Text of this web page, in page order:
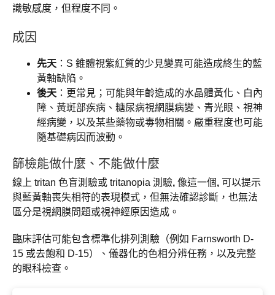
識敏感度，但程度不同。
成因
先天 ：S 錐體視紫紅質的少見變異可能造成終生的藍
黃軸缺陷。
後天 ：更常見；可能與年齡造成的水晶體黃化、白內
障、黃斑部疾病、糖尿病視網膜病變、青光眼、視神
經病變，以及某些藥物或毒物相關。嚴重程度也可能
隨基礎病因而波動。
篩檢能做什麼、不能做什麼
線上 tritan 色盲測驗或 tritanopia 測驗, 像這一個, 可以提示
與藍黃軸喪失相符的表現模式，但無法確認診斷，也無法
區分是視網膜問題或視神經原因造成。
臨床評估可能包含標準化排列測驗（例如 Farnsworth D-
15 或去飽和 D-15）、儀器化的色相分辨任務，以及完整
的眼科檢查。